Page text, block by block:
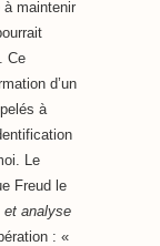
à maintenir
Ce
d’un
à
Le
Freud le
et analyse
: «